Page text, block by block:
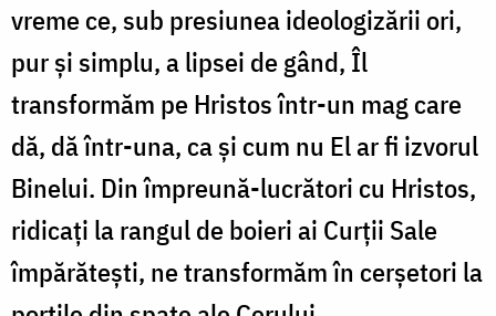
vreme ce, sub presiunea ideologizării ori,
pur și simplu, a lipsei de gând, Îl
transformăm pe Hristos într-un mag care
dă, dă într-una, ca și cum nu El ar fi izvorul
Binelui. Din împreună-lucrători cu Hristos,
ridicați la rangul de boieri ai Curții Sale
împărătești, ne transformăm în cerșetori la